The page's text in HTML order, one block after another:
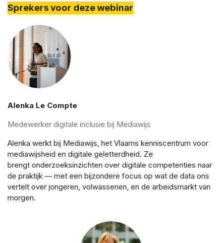
Sprekers voor deze webinar
Alenka Le Compte
Medewerker digitale inclusie bij Mediawijs
Alenka werkt bij Mediawijs, het Vlaams kenniscentrum voor
mediawijsheid en digitale geletterdheid. Ze
brengt onderzoeksinzichten over digitale competenties naar
de praktijk — met een bijzondere focus op wat de data ons
vertelt over jongeren, volwassenen, en de arbeidsmarkt van
morgen.